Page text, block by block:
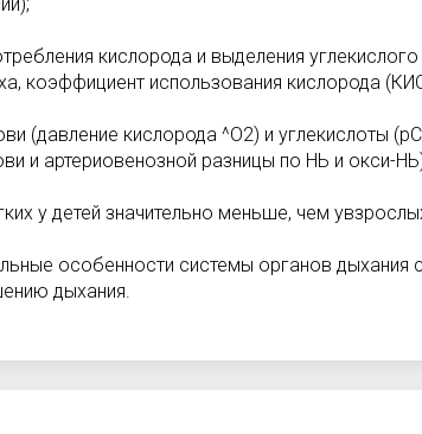
кислорода и выделения углекислого
коэффициент использования кислорода
(давление кислорода ^O2) и углекислоты
и артериовенозной разницы по НЬ и окси-
у детей значительно меньше, чем
особенности системы органов дыхания
дыхания.